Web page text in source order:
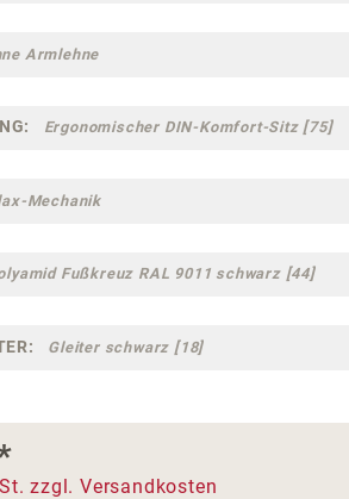
Armlehne
Ergonomischer DIN-Komfort-Sitz [75]
Mechanik
Fußkreuz RAL 9011 schwarz [44]
Gleiter schwarz [18]
zzgl. Versandkosten